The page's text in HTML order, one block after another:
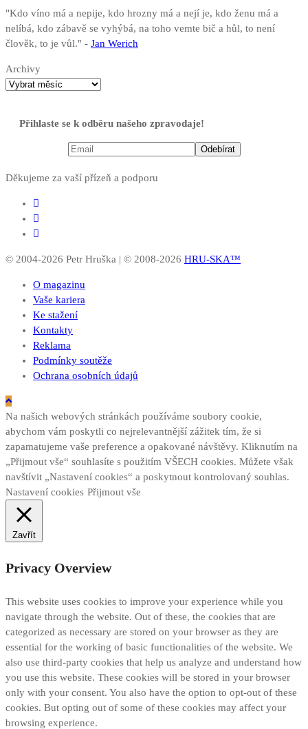
"Kdo víno má a nepije, kdo hrozny má a nejí je, kdo ženu má a
nelíbá, kdo zábavě se vyhýbá, na toho vemte bič a hůl, to není
člověk, to je vůl." - Jan Werich
Archivy
Přihlaste se k odběru našeho zpravodaje!
Děkujeme za vaší přízeň a podporu
© 2004-2026 Petr Hruška | © 2008-2026 HRU-SKA™
O magazinu
Vaše kariera
Ke stažení
Kontakty
Reklama
Podmínky soutěže
Ochrana osobních údajů
Na našich webových stránkách používáme soubory cookie,
abychom vám poskytli co nejrelevantnější zážitek tím, že si
zapamatujeme vaše preference a opakované návštěvy. Kliknutím na
„Přijmout vše“ souhlasíte s použitím VŠECH cookies. Můžete však
navštívit „Nastavení cookies“ a poskytnout kontrolovaný souhlas.
Nastavení cookies Přijmout vše
Zavřít
Privacy Overview
This website uses cookies to improve your experience while you
navigate through the website. Out of these, the cookies that are
categorized as necessary are stored on your browser as they are
essential for the working of basic functionalities of the website. We
also use third-party cookies that help us analyze and understand how
you use this website. These cookies will be stored in your browser
only with your consent. You also have the option to opt-out of these
cookies. But opting out of some of these cookies may affect your
browsing experience.